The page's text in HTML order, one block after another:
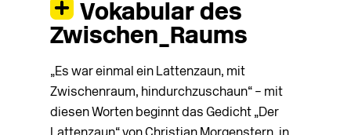
Vokabular des
Zwischen_Raums
„Es war einmal ein Lattenzaun, mit
Zwischenraum, hindurchzuschaun“ – mit
diesen Worten beginnt das Gedicht „Der